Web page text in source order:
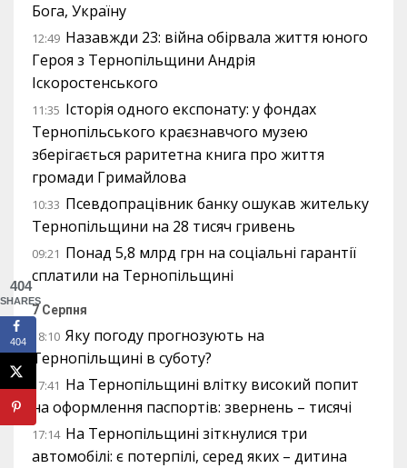
Бога, Україну
12:49 Назавжди 23: війна обірвала життя юного
Героя з Тернопільщини Андрія
Іскоростенського
11:35 Історія одного експонату: у фондах
Тернопільського краєзнавчого музею
зберігається раритетна книга про життя
громади Гримайлова
10:33 Псевдопрацівник банку ошукав жительку
Тернопільщини на 28 тисяч гривень
09:21 Понад 5,8 млрд грн на соціальні гарантії
сплатили на Тернопільщині
7 Серпня
18:10 Яку погоду прогнозують на
Тернопільщині в суботу?
17:41 На Тернопільщині влітку високий попит
на оформлення паспортів: звернень – тисячі
17:14 На Тернопільщині зіткнулися три
автомобілі: є потерпілі, серед яких – дитина
404
SHARES
404